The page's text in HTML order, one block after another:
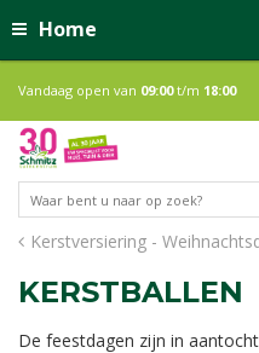
Home
Kerstversiering -
Vandaag open van 09:00t/m 18:00
KERSTBALLEN
De feestdagen zijn in